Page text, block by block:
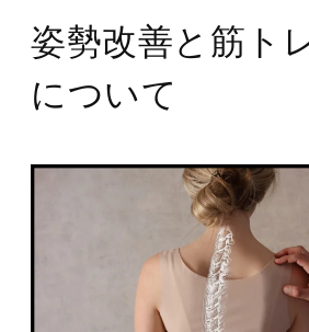
姿勢改善と筋ト
について